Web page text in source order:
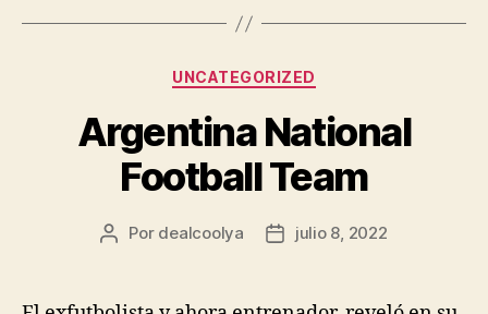
Categorías
UNCATEGORIZED
Argentina National
Football Team
Autor
entrada
Por dealcoolya
Fecha
entrada
julio 8, 2022